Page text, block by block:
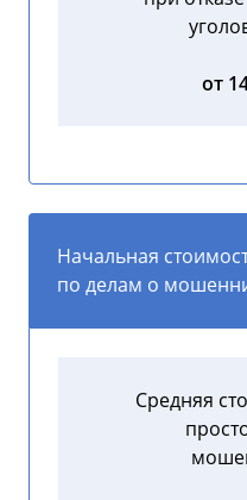
от
Начальная
по делам о
Средняя